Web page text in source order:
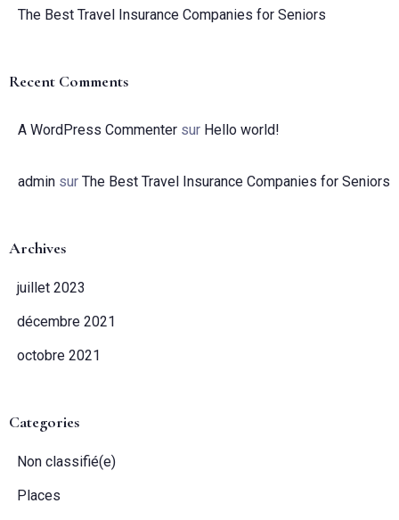
The Best Travel Insurance Companies for Seniors
Recent Comments
A WordPress Commenter sur Hello world!
admin sur The Best Travel Insurance Companies for Seniors
Archives
juillet 2023
décembre 2021
octobre 2021
Categories
Non classifié(e)
Places
Pas de check-out